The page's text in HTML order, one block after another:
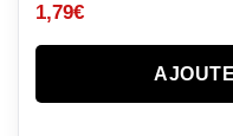
1,79€